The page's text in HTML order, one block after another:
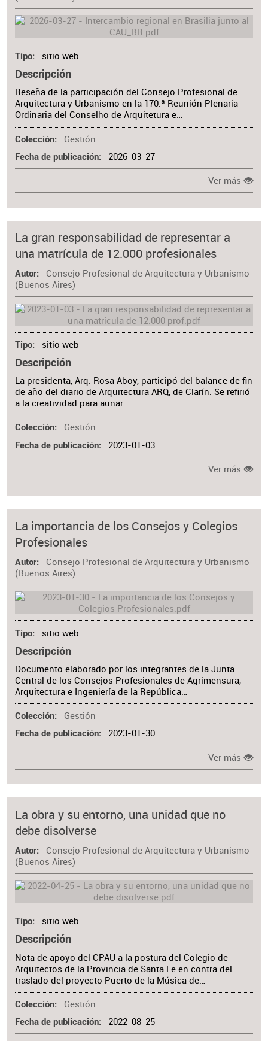
Tipo sitio web
Descripción
Reseña de la participación del Consejo Profesional de
Arquitectura y Urbanismo en la 170.ª Reunión Plenaria
Ordinaria del Conselho de Arquitetura e…
Colección Gestión
Fecha de publicación 2026-03-27
Ver más
La gran responsabilidad de representar a
una matrícula de 12.000 profesionales
Autor
Consejo Profesional de Arquitectura y Urbanismo
(Buenos Aires)
Tipo sitio web
Descripción
La presidenta, Arq. Rosa Aboy, participó del balance de fin
de año del diario de Arquitectura ARQ, de Clarín. Se refirió
a la creatividad para aunar…
Colección Gestión
Fecha de publicación 2023-01-03
Ver más
La importancia de los Consejos y Colegios
Profesionales
Autor
Consejo Profesional de Arquitectura y Urbanismo
(Buenos Aires)
Tipo sitio web
Descripción
Documento elaborado por los integrantes de la Junta
Central de los Consejos Profesionales de Agrimensura,
Arquitectura e Ingeniería de la República…
Colección Gestión
Fecha de publicación 2023-01-30
Ver más
La obra y su entorno, una unidad que no
debe disolverse
Autor
Consejo Profesional de Arquitectura y Urbanismo
(Buenos Aires)
Tipo sitio web
Descripción
Nota de apoyo del CPAU a la postura del Colegio de
Arquitectos de la Provincia de Santa Fe en contra del
traslado del proyecto Puerto de la Música de…
Colección Gestión
Fecha de publicación 2022-08-25